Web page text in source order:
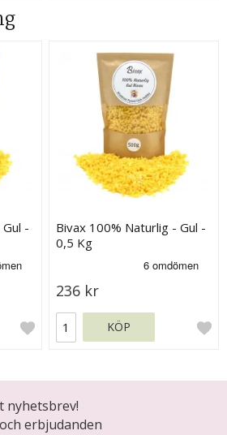
-
Bivax 100% Naturlig - Gul -
0,5 Kg
236 kr
KÖP
nyhetsbrev!
erbjudanden